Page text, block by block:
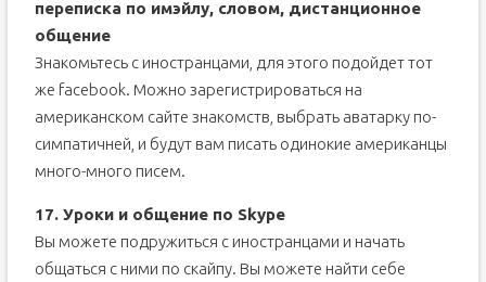
переписка по имэйлу, словом, дистанционное
общение
Знакомьтесь с иностранцами, для этого подойдет тот
же facebook. Можно зарегистрироваться на
американском сайте знакомств, выбрать аватарку по-
симпатичней, и будут вам писать одинокие американцы
много-много писем.
17. Уроки и общение по Skype
Вы можете подружиться с иностранцами и начать
общаться с ними по скайпу. Вы можете найти себе